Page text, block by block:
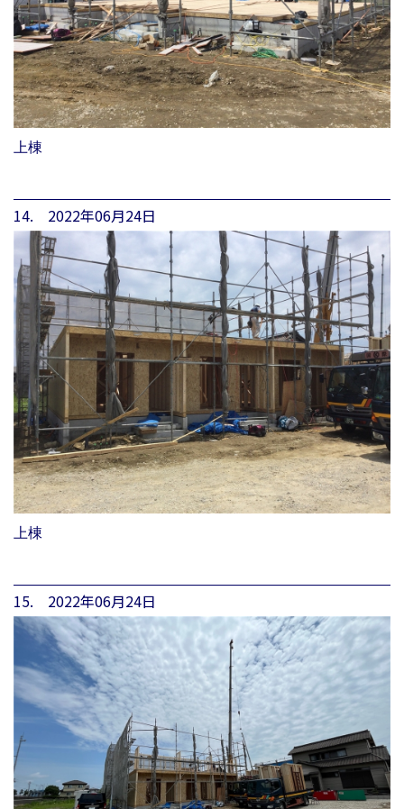
上棟
14. 2022年06月24日
上棟
15. 2022年06月24日